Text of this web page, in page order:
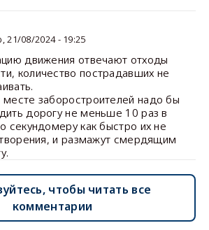
21/08/2024 - 19:25
движения отвечают отходы
количество пострадавших не
месте заборостроителей надо бы
дорогу не меньше 10 раз в
секундомеру как быстро их не
и размажут смердящим
чтобы читать все
комментарии